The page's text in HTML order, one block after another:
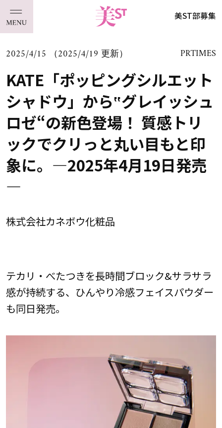
美ST部募集
2025/4/15 （2025/4/19 更新） PRTIMES
KATE「ポッピングシルエット
シャドウ」から‟グレイッシュ
ロゼ“の新色登場！ 質感トリ
ックでクリっと丸い目もと印
象に。―2025年4月19日発売
―
株式会社カネボウ化粧品
テカリ・べたつきを長時間ブロック&サラサラ
感が持続する、ひんやり冷感フェイスパウダー
も同日発売。